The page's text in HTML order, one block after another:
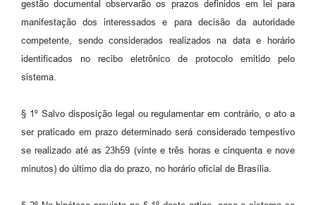
gestão documental observarão os prazos definidos em lei para
manifestação dos interessados e para decisão da autoridade
competente, sendo considerados realizados na data e horário
identificados no recibo eletrônico de protocolo emitido pelo
sistema.
§ 1º Salvo disposição legal ou regulamentar em contrário, o ato a
ser praticado em prazo determinado será considerado tempestivo
se realizado até as 23h59 (vinte e três horas e cinquenta e nove
minutos) do último dia do prazo, no horário oficial de Brasília.